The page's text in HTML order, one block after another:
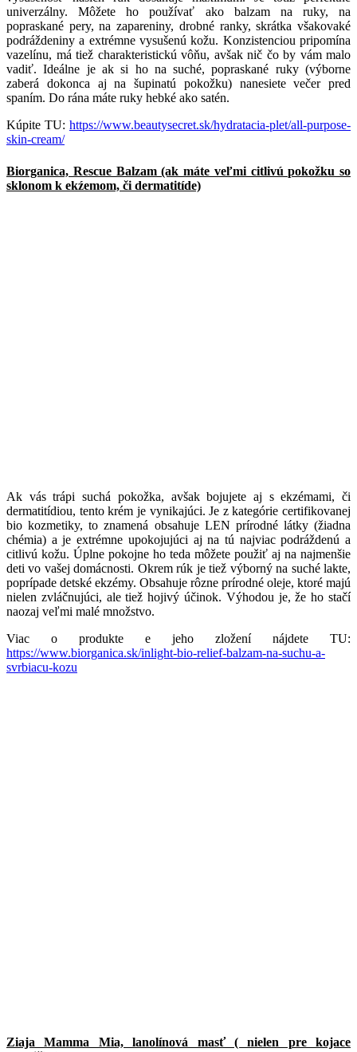
univerzálny. Môžete ho používať ako balzam na ruky, na
popraskané pery, na zapareniny, drobné ranky, skrátka všakovaké
podráždeniny a extrémne vysušenú kožu. Konzistenciou pripomína
vazelínu, má tiež charakteristickú vôňu, avšak nič čo by vám malo
vadiť. Ideálne je ak si ho na suché, popraskané ruky (výborne
zaberá dokonca aj na šupinatú pokožku) nanesiete večer pred
spaním. Do rána máte ruky hebké ako satén.
Kúpite TU: https://www.beautysecret.sk/hydratacia-plet/all-purpose-
skin-cream/
Biorganica, Rescue Balzam (ak máte veľmi citlivú pokožku so
sklonom k ekźemom, či dermatitíde)
Ak vás trápi suchá pokožka, avšak bojujete aj s ekzémami, či
dermatitídiou, tento krém je vynikajúci. Je z kategórie certifikovanej
bio kozmetiky, to znamená obsahuje LEN prírodné látky (žiadna
chémia) a je extrémne upokojujúci aj na tú najviac podráždenú a
citlivú kožu. Úplne pokojne ho teda môžete použiť aj na najmenšie
deti vo vašej domácnosti. Okrem rúk je tiež výborný na suché lakte,
poprípade detské ekzémy. Obsahuje rôzne prírodné oleje, ktoré majú
nielen zvláčnujúci, ale tiež hojivý účinok. Výhodou je, že ho stačí
naozaj veľmi malé množstvo.
Viac o produkte e jeho zložení nájdete TU:
https://www.biorganica.sk/inlight-bio-relief-balzam-na-suchu-a-
svrbiacu-kozu
Ziaja Mamma Mia, lanolínová masť ( nielen pre kojace